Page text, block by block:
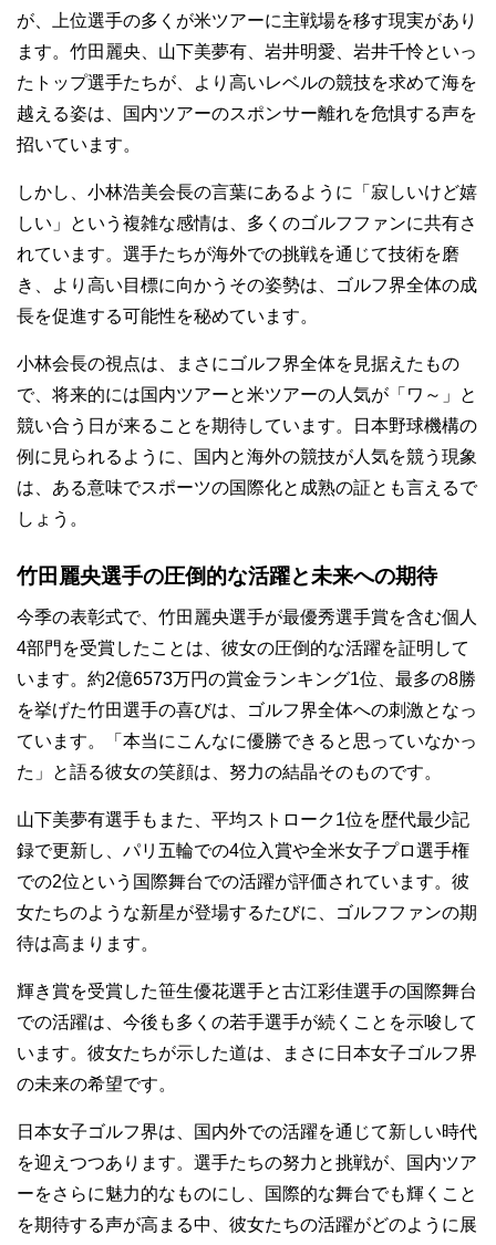
が、上位選手の多くが米ツアーに主戦場を移す現実があり
ます。竹田麗央、山下美夢有、岩井明愛、岩井千怜といっ
たトップ選手たちが、より高いレベルの競技を求めて海を
越える姿は、国内ツアーのスポンサー離れを危惧する声を
招いています。
しかし、小林浩美会長の言葉にあるように「寂しいけど嬉
しい」という複雑な感情は、多くのゴルフファンに共有さ
れています。選手たちが海外での挑戦を通じて技術を磨
き、より高い目標に向かうその姿勢は、ゴルフ界全体の成
長を促進する可能性を秘めています。
小林会長の視点は、まさにゴルフ界全体を見据えたもの
で、将来的には国内ツアーと米ツアーの人気が「ワ～」と
競い合う日が来ることを期待しています。日本野球機構の
例に見られるように、国内と海外の競技が人気を競う現象
は、ある意味でスポーツの国際化と成熟の証とも言えるで
しょう。
竹田麗央選手の圧倒的な活躍と未来への期待
今季の表彰式で、竹田麗央選手が最優秀選手賞を含む個人
4部門を受賞したことは、彼女の圧倒的な活躍を証明して
います。約2億6573万円の賞金ランキング1位、最多の8勝
を挙げた竹田選手の喜びは、ゴルフ界全体への刺激となっ
ています。「本当にこんなに優勝できると思っていなかっ
た」と語る彼女の笑顔は、努力の結晶そのものです。
山下美夢有選手もまた、平均ストローク1位を歴代最少記
録で更新し、パリ五輪での4位入賞や全米女子プロ選手権
での2位という国際舞台での活躍が評価されています。彼
女たちのような新星が登場するたびに、ゴルフファンの期
待は高まります。
輝き賞を受賞した笹生優花選手と古江彩佳選手の国際舞台
での活躍は、今後も多くの若手選手が続くことを示唆して
います。彼女たちが示した道は、まさに日本女子ゴルフ界
の未来の希望です。
日本女子ゴルフ界は、国内外での活躍を通じて新しい時代
を迎えつつあります。選手たちの努力と挑戦が、国内ツア
ーをさらに魅力的なものにし、国際的な舞台でも輝くこと
を期待する声が高まる中、彼女たちの活躍がどのように展